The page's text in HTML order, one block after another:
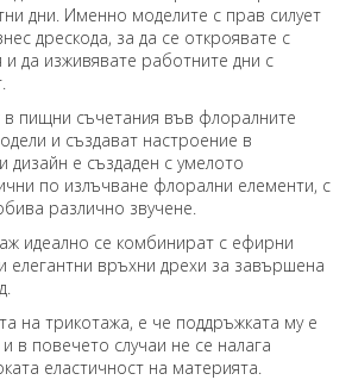
дни. Именно моделите с прав силует
дрескода, за да се откроявате с
да изживявате работните дни с
в пищни съчетания във флоралните
и създават настроение в
дизайн е създаден с умелото
по излъчване флорални елементи, с
различно звучене.
идеално се комбинират с ефирни
връхни дрехи за завършена
на трикотажа, е че поддръжката му е
в повечето случаи не се налага
еластичност на материята.